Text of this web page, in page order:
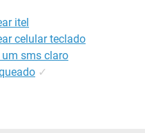
itel
celular teclado
um sms claro
✓